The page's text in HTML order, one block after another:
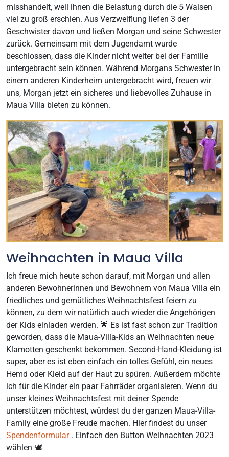
misshandelt, weil ihnen die Belastung durch die 5 Waisen
viel zu groß erschien. Aus Verzweiflung liefen 3 der
Geschwister davon und ließen Morgan und seine Schwester
zurück. Gemeinsam mit dem Jugendamt wurde
beschlossen, dass die Kinder nicht weiter bei der Familie
untergebracht sein können. Während Morgans Schwester in
einem anderen Kinderheim untergebracht wird, freuen wir
uns, Morgan jetzt ein sicheres und liebevolles Zuhause in
Maua Villa bieten zu können.
Weihnachten in Maua Villa
Ich freue mich heute schon darauf, mit Morgan und allen
anderen Bewohnerinnen und Bewohnern von Maua Villa ein
friedliches und gemütliches Weihnachtsfest feiern zu
können, zu dem wir natürlich auch wieder die Angehörigen
der Kids einladen werden. 🌟 Es ist fast schon zur Tradition
geworden, dass die Maua-Villa-Kids an Weihnachten neue
Klamotten geschenkt bekommen. Second-Hand-Kleidung ist
super, aber es ist eben einfach ein tolles Gefühl, ein neues
Hemd oder Kleid auf der Haut zu spüren. Außerdem möchte
ich für die Kinder ein paar Fahrräder organisieren. Wenn du
unser kleines Weihnachtsfest mit deiner Spende
unterstützen möchtest, würdest du der ganzen Maua-Villa-
Family eine große Freude machen. Hier findest du unser
Spendenformular. Einfach den Button Weihnachten 2023
wählen 🕊️